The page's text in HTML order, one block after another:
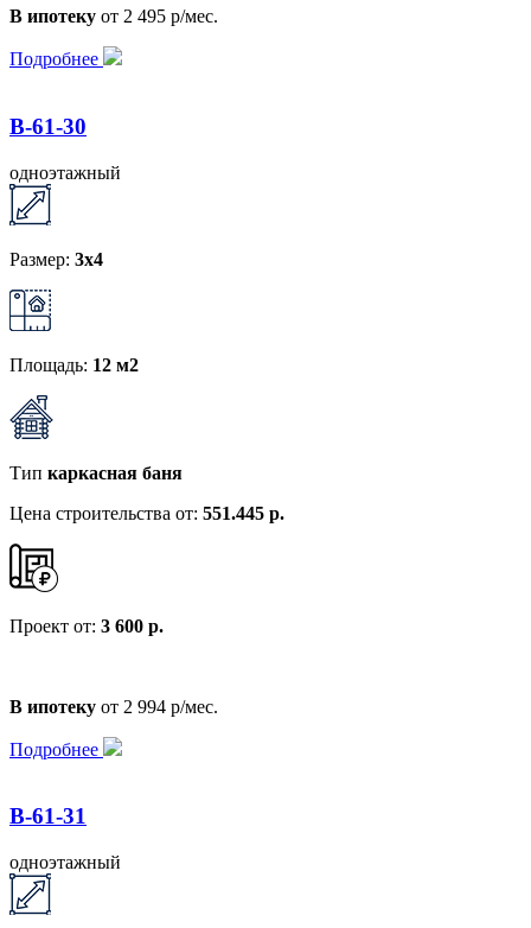
В ипотеку от 2 495 р/мес.
Подробнее
B-61-30
одноэтажный
Размер: 3x4
Площадь: 12 м2
Тип каркасная баня
Цена строительства от: 551.445 р.
Проект от: 3 600 р.
В ипотеку от 2 994 р/мес.
Подробнее
B-61-31
одноэтажный